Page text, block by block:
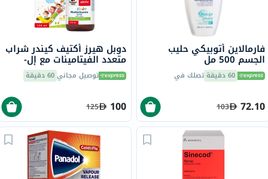
فارمالاين أتوبيكي حليب
الجسم 500 مل
60 دقيقة تصلك في
72.10
103
دوبل هيرز أكتيف كيندر شراب
متعدد الفيتامينات مع إل-
ليسين 150 ملتوصيل مجاني60 دقيقة
100
125